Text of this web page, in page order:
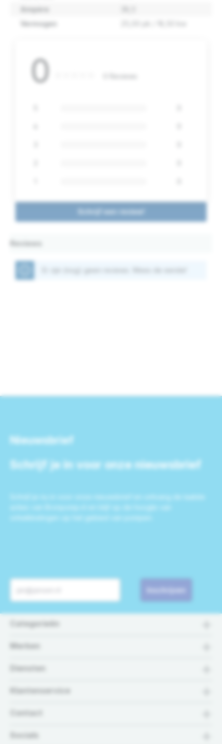
Ampère
Vermogen
0
Schrijf een review!
Reviews
Nieuwsbrief
Schrijf je in voor onze nieuwsbrief
Categorieën
Merken
Diensten
Klantenservice
Contact
Socials